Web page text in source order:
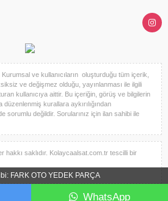
FARK OTO YEDEK PARÇA
WhatsApp
ve kullanıcıların oluşturduğu tüm içerik,
ve değişmez olduğu, yayınlanması ile ilgili
kullanıcıya aittir. Bu içeriğin, görüş ve bilgilerin
kurallara aykırılığından
sorumlu değildir. Sorularınız için ilan sahibi ile
saklıdır. Kolaycaalsat.com.tr tescilli bir